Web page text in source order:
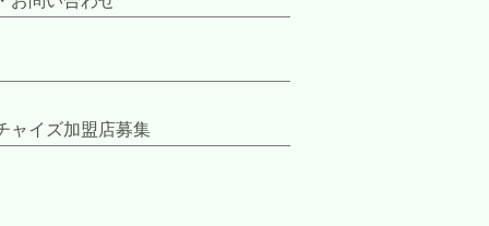
ャイズ加盟店募集